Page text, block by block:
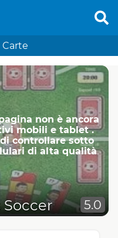
Carte
non è ancora
mobili e tablet .
controllare sotto
di alta qualità
Soccer 5.0